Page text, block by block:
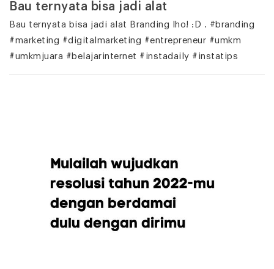
Bau ternyata bisa jadi alat
Bau ternyata bisa jadi alat Branding lho! :D . #branding
#marketing #digitalmarketing #entrepreneur #umkm
#umkmjuara #belajarinternet #instadaily #instatips